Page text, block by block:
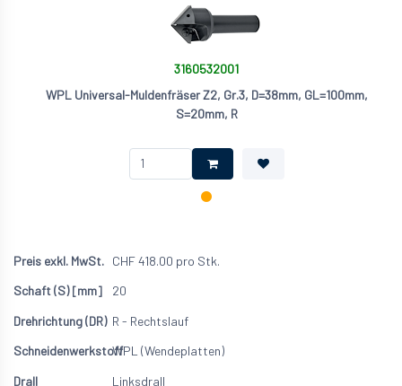
3160532001
WPL Universal-Muldenfräser Z2, Gr.3, D=38mm, GL=100mm,
S=20mm, R
CHF418.00 pro Stk.
20
R - Rechtslauf
WPL (Wendeplatten)
Linksdrall